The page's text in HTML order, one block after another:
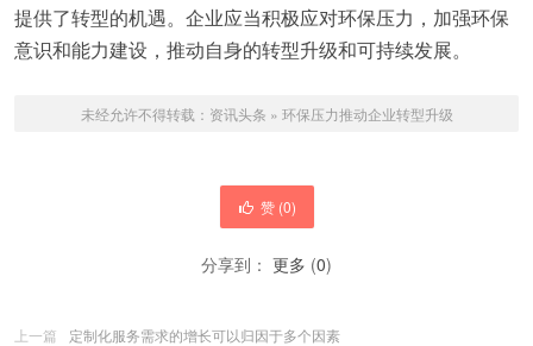
提供了转型的机遇。企业应当积极应对环保压力，加强环保
意识和能力建设，推动自身的转型升级和可持续发展。
未经允许不得转载： 资讯头条 » 环保压力推动企业转型升级
赞 (0)
分享到： 更多 (0)
上一篇
定制化服务需求的增长可以归因于多个因素